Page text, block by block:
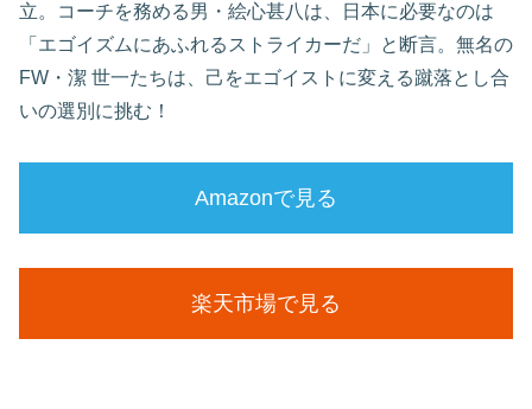
立。コーチを務める男・絵心甚八は、日本に必要なのは
「エゴイズムにあふれるストライカーだ」と断言。無名の
FW・潔 世一たちは、己をエゴイストに変える蹴落とし合
いの選別に挑む！
Amazonで見る
楽天市場で見る